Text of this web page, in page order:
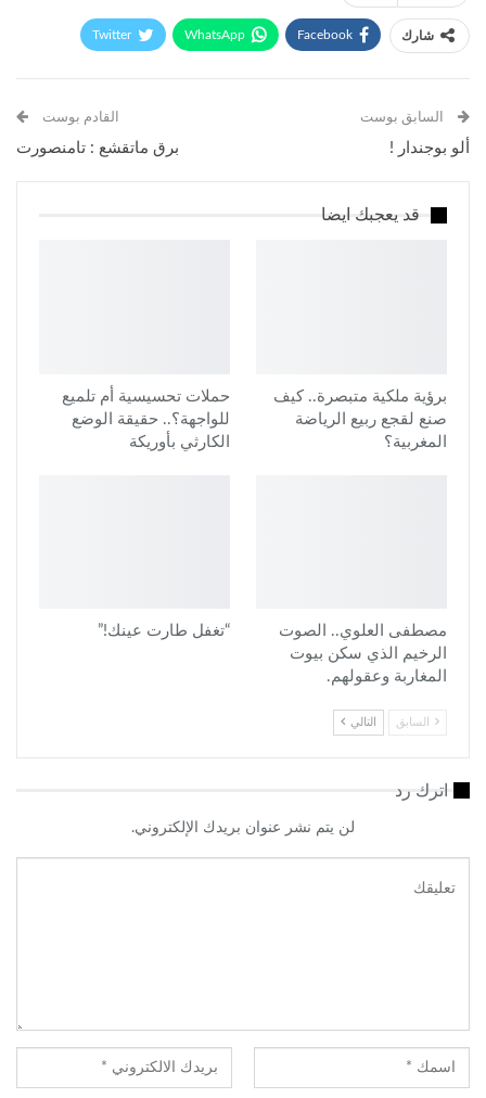
شارك Facebook
WhatsApp
Twitter
السابق بوست
ألو بوجندار !
القادم بوست
برق ماتقشع : تامنصورت
قد يعجبك ايضا
برؤية ملكية متبصرة.. كيف
صنع لقجع ربيع الرياضة
المغربية؟
حملات تحسيسية أم تلميع
للواجهة؟.. حقيقة الوضع
الكارثي بأوريكة
مصطفى العلوي.. الصوت
الرخيم الذي سكن بيوت
المغاربة وعقولهم.
“تغفل طارت عينك!”
السابق التالي
اترك رد
لن يتم نشر عنوان بريدك الإلكتروني.